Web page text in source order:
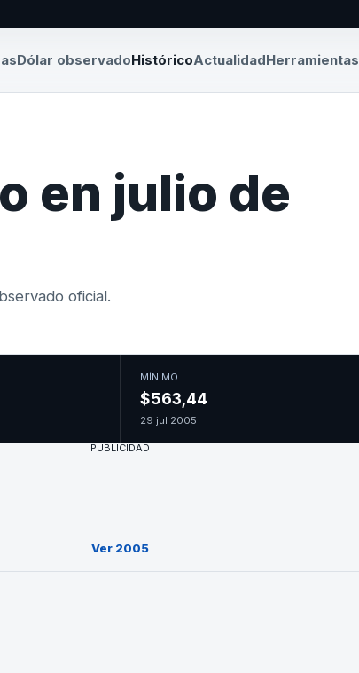
Dólar observadoHistóricoActualidadHerramientas
en julio de
oficial.
MÍNIMO
$563,44
29 jul 2005
PUBLICIDAD
Ver 2005